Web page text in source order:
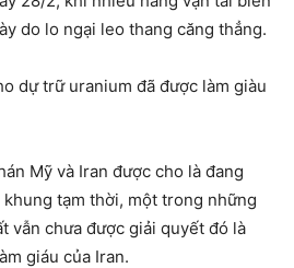
do lo ngại leo thang căng thẳng.
dự trữ uranium đã được làm giàu
Mỹ và Iran được cho là đang
tạm thời, một trong những
vẫn chưa được giải quyết đó là
giáu của Iran.